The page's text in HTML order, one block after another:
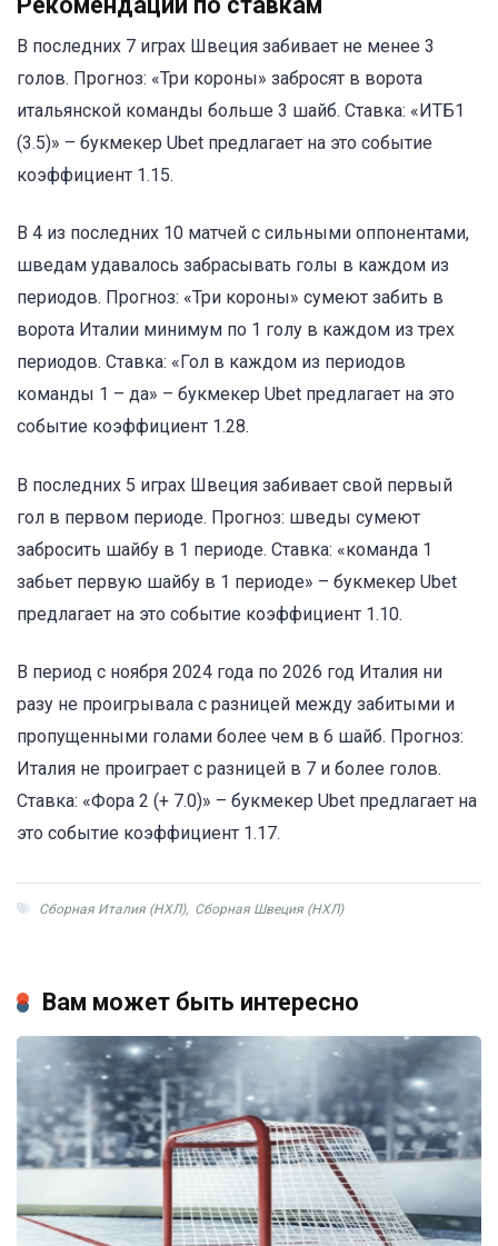
В последних 7 играх Швеция забивает не менее 3
голов. Прогноз: «Три короны» забросят в ворота
итальянской команды больше 3 шайб. Ставка: «ИТБ1
(3.5)» – букмекер Ubet предлагает на это событие
коэффициент 1.15.
В 4 из последних 10 матчей с сильными оппонентами,
шведам удавалось забрасывать голы в каждом из
периодов. Прогноз: «Три короны» сумеют забить в
ворота Италии минимум по 1 голу в каждом из трех
периодов. Ставка: «Гол в каждом из периодов
команды 1 – да» – букмекер Ubet предлагает на это
событие коэффициент 1.28.
В последних 5 играх Швеция забивает свой первый
гол в первом периоде. Прогноз: шведы сумеют
забросить шайбу в 1 периоде. Ставка: «команда 1
забьет первую шайбу в 1 периоде» – букмекер Ubet
предлагает на это событие коэффициент 1.10.
В период с ноября 2024 года по 2026 год Италия ни
разу не проигрывала с разницей между забитыми и
пропущенными голами более чем в 6 шайб. Прогноз:
Италия не проиграет с разницей в 7 и более голов.
Ставка: «Фора 2 (+ 7.0)» – букмекер Ubet предлагает на
это событие коэффициент 1.17.
Сборная Италия (НХЛ), Сборная Швеция (НХЛ)
Вам может быть интересно